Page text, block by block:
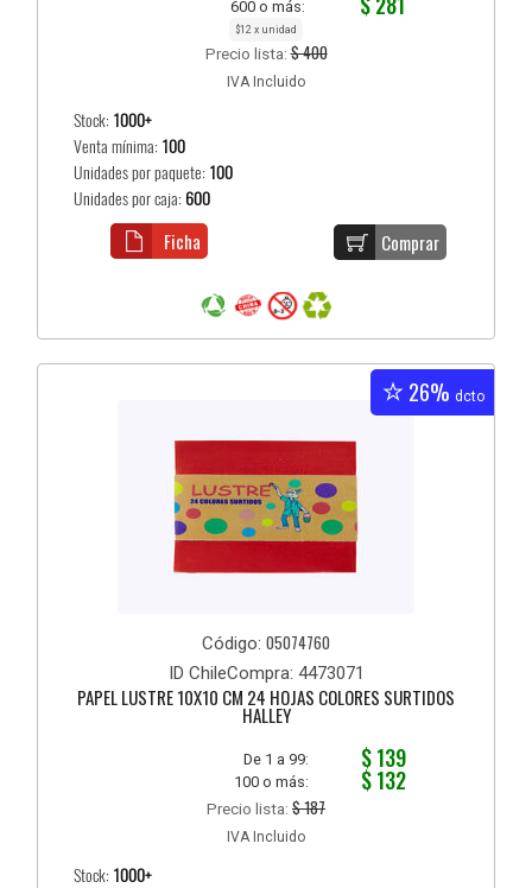
600 o más:
$12 x unidad
Precio lista:$ 400
IVA Incluido
Stock: 1000+
Venta mínima: 100
Unidades por paquete: 100
Unidades por caja: 600
Comprar
Ficha
26% dcto
Código: 05074760
ID ChileCompra: 4473071
PAPEL LUSTRE 10X10 CM 24 HOJAS COLORES SURTIDOS
HALLEY
De 1 a 99: $ 139
100 o más: $ 132
Precio lista: $ 187
IVA Incluido
Stock: 1000+